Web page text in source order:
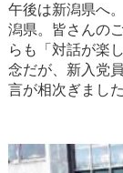
午後は新潟県へ
潟県。皆さんの
らも「対話が楽
念だが、新入党
言が相次ぎまし